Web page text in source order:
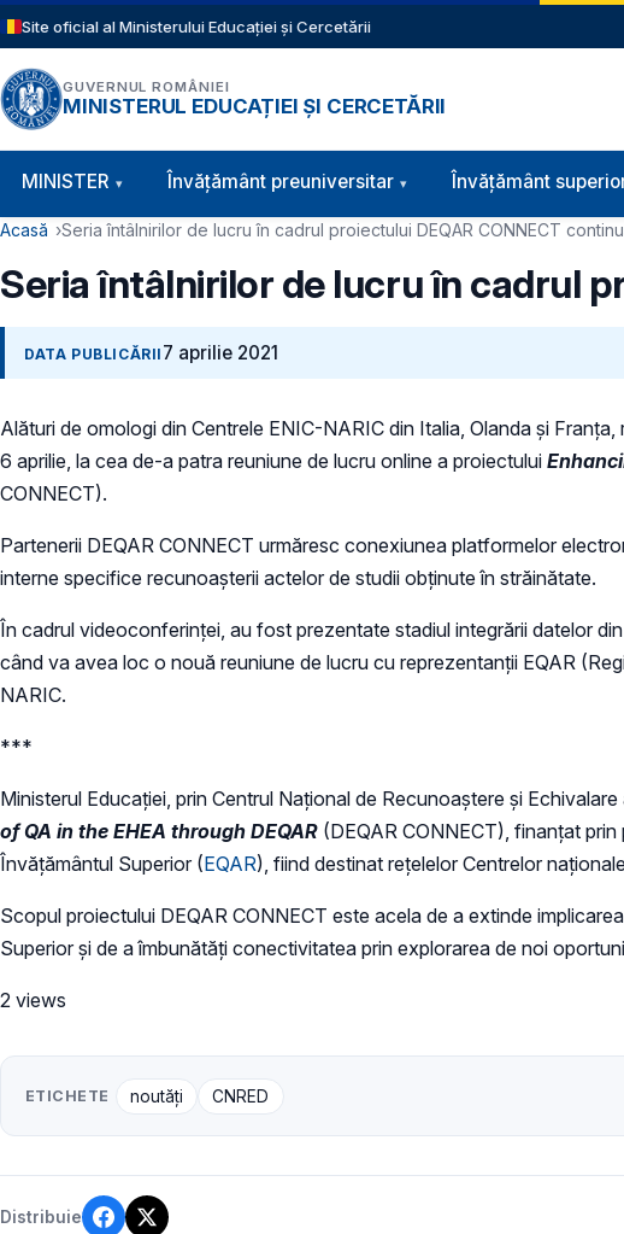
Sari la conținutul principal
Site oficial al Ministerului Educației și Cercetării
GUVERNUL ROMÂNIEI
MINISTERUL EDUCAȚIEI ȘI CERCETĂRII
Navigație principală
MINISTER Învăţământ preuniversitar Învățământ
Cale de navigare
Acasă Seria întâlnirilor de lucru în cadrul proiectului DEQAR CONNECT
Seria întâlnirilor de lucru în cadrul
DATA PUBLICĂRII 7 aprilie 2021
Alături de omologi din Centrele ENIC-NARIC din Italia, Olanda și
6 aprilie, la cea de-a patra reuniune de lucru online a proiectului
CONNECT).
Partenerii DEQAR CONNECT urmăresc conexiunea platformelor
interne specifice recunoașterii actelor de studii obținute în străinătate.
În cadrul videoconferinței, au fost prezentate stadiul integrării datelor
când va avea loc o nouă reuniune de lucru cu reprezentanții EQAR
NARIC.
***
Ministerul Educației, prin Centrul Național de Recunoaștere și
of QA in the EHEA through DEQAR (DEQAR CONNECT), finanțat
Învățământul Superior (EQAR), fiind destinat rețelelor Centrelor
Scopul proiectului DEQAR CONNECT este acela de a extinde
Superior și de a îmbunătăți conectivitatea prin explorarea de noi
2 views
ETICHETE noutăți CNRED
Distribuie